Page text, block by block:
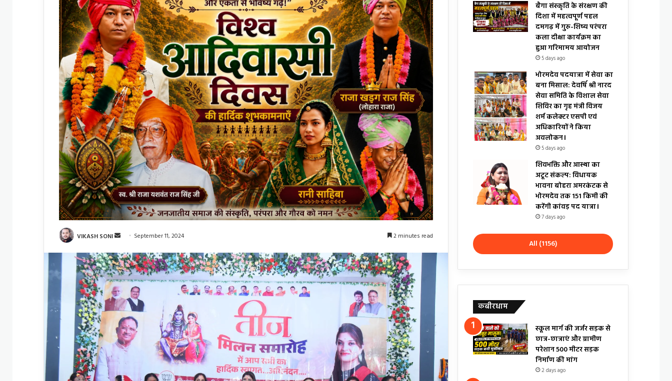
VIKASH SONI
Send
email
September 11, 2024 2 minutes read
बैगा संस्कृति के संरक्षण की
दिशा में महत्वपूर्ण पहल
दमगढ़ में गुरु-शिष्य परंपरा
कला दीक्षा कार्यक्रम का
हुआ गरिमामय आयोजन
5 days ago
भोरमदेव पदयात्रा में सेवा का
बना मिसाल: देवर्षि श्री नारद
सेवा समिति के विशाल सेवा
शिविर का गृह मंत्री विजय
शर्म कलेक्टर एसपी एवं
अधिकारियों ने किया
अवलोकन।
5 days ago
शिवभक्ति और आस्था का
अटूट संकल्प: विधायक
भावना बोहरा अमरकंटक से
भोरमदेव तक 151 किमी की
करेंगी कांवड़ पद यात्रा।
7 days ago
All (1156)
कबीरधाम
स्कूल मार्ग की जर्जर सड़क से
छात्र-छात्राएं और ग्रामीण
परेशान 500 मीटर सड़क
निर्माण की मांग
2 days ago